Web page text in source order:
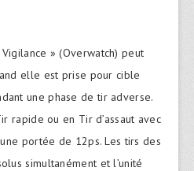
» (Overwatch) peut
elle est prise pour cible
une phase de tir adverse.
rapide ou en Tir d’assaut avec
portée de 12ps. Les tirs des
simultanément et l’unité